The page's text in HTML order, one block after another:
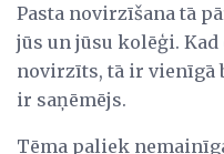
Pasta novirzīšana tā
jūs un jūsu kolēģi.
novirzīts, tā ir vienīgā
ir saņēmējs.
Tēma paliek